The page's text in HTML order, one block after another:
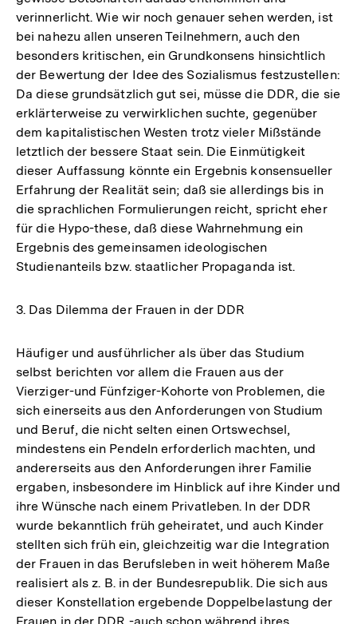
verinnerlicht. Wie wir noch genauer sehen werden, ist
bei nahezu allen unseren Teilnehmern, auch den
besonders kritischen, ein Grundkonsens hinsichtlich
der Bewertung der Idee des Sozialismus festzustellen:
Da diese grundsätzlich gut sei, müsse die DDR, die sie
erklärterweise zu verwirklichen suchte, gegenüber
dem kapitalistischen Westen trotz vieler Mißstände
letztlich der bessere Staat sein. Die Einmütigkeit
dieser Auffassung könnte ein Ergebnis konsensueller
Erfahrung der Realität sein; daß sie allerdings bis in
die sprachlichen Formulierungen reicht, spricht eher
für die Hypo-these, daß diese Wahrnehmung ein
Ergebnis des gemeinsamen ideologischen
Studienanteils bzw. staatlicher Propaganda ist.
3. Das Dilemma der Frauen in der DDR
Häufiger und ausführlicher als über das Studium
selbst berichten vor allem die Frauen aus der
Vierziger-und Fünfziger-Kohorte von Problemen, die
sich einerseits aus den Anforderungen von Studium
und Beruf, die nicht selten einen Ortswechsel,
mindestens ein Pendeln erforderlich machten, und
andererseits aus den Anforderungen ihrer Familie
ergaben, insbesondere im Hinblick auf ihre Kinder und
ihre Wünsche nach einem Privatleben. In der DDR
wurde bekanntlich früh geheiratet, und auch Kinder
stellten sich früh ein, gleichzeitig war die Integration
der Frauen in das Berufsleben in weit höherem Maße
realisiert als z. B. in der Bundesrepublik. Die sich aus
dieser Konstellation ergebende Doppelbelastung der
Frauen in der DDR -auch schon während ihres